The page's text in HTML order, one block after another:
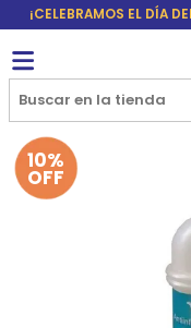
¡CELEBRAMOS EL DÍA
10%
OFF